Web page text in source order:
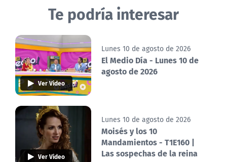
Te podría interesar
Ver Video
Lunes 10 de agosto de 2026
El Medio Día - Lunes 10 de
agosto de 2026
Ver Video
Lunes 10 de agosto de 2026
Moisés y los 10
Mandamientos - T1E160 |
Las sospechas de la reina